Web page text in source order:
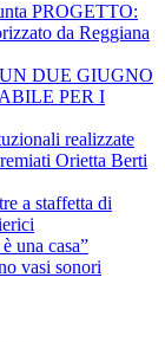
PROGETTO:
da Reggiana
DUE GIUGNO
PER I
realizzate
Orietta Berti
a staffetta di
una casa”
vasi sonori